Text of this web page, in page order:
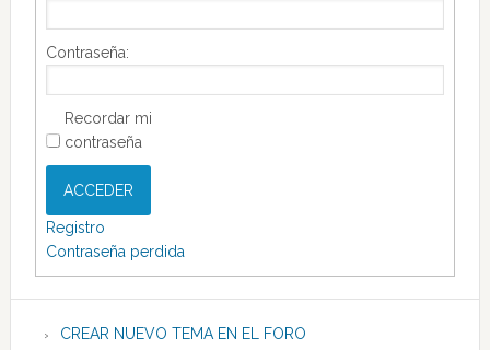
Contraseña:
Recordar mi
contraseña
ACCEDER
Registro
Contraseña perdida
CREAR NUEVO TEMA EN EL FORO